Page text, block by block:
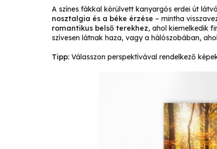
A színes fákkal körülvett kanyargós erdei út
nosztalgia és a béke érzése – mintha
romantikus belső terekhez, ahol kiemelkedik
szívesen látnak haza, vagy a hálószobában,
Tipp: Válasszon perspektívával rendelkező